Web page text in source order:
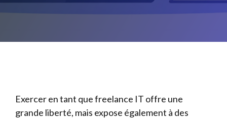
Exercer en tant que freelance IT offre une
grande liberté, mais expose également à des